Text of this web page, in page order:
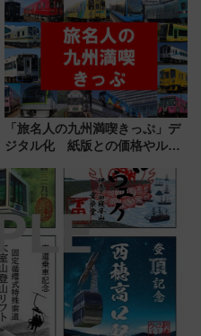
「旅名人の九州満喫きっぷ」デ
ジタル化 紙版との価格やルー